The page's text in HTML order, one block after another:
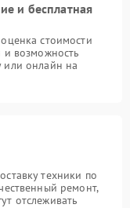
и бесплатная
стоимости
и возможность
или онлайн на
техники по
ремонт,
отслеживать